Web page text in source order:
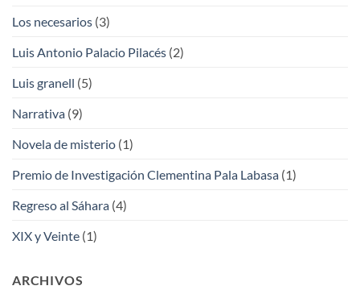
Los necesarios (3)
Luis Antonio Palacio Pilacés (2)
Luis granell (5)
Narrativa (9)
Novela de misterio (1)
Premio de Investigación Clementina Pala Labasa (1)
Regreso al Sáhara (4)
XIX y Veinte (1)
ARCHIVOS